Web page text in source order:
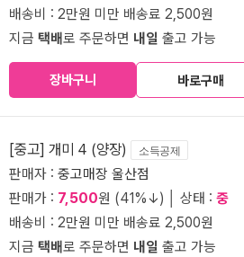
배송비 : 2만원 미만 배송료 2,500원
지금 택배로 주문하면 내일 출고 가능
장바구니 바로구매
[중고] 개미 4 (양장) 소득공제
판매자 : 중고매장 울산점
판매가 : 7,500원 (41%↓) │ 상태 : 중
배송비 : 2만원 미만 배송료 2,500원
지금 택배로 주문하면 내일 출고 가능